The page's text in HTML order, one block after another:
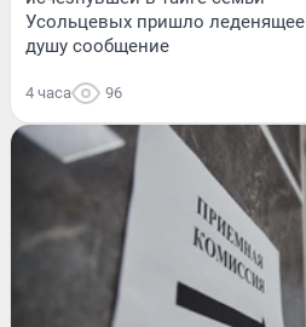
Усольцевых пришло леденящее
душу сообщение
4 часа 96